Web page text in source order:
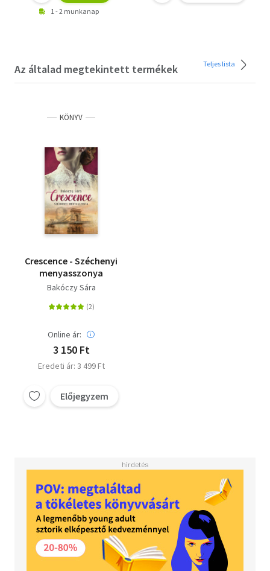
1 - 2 munkanap
Az általad megtekintett termékek Teljes lista
KÖNYV
Crescence - Széchenyi
menyasszonya
Bakóczy Sára
Online ár:
3 150 Ft
Eredeti ár: 3 499 Ft
Előjegyzem